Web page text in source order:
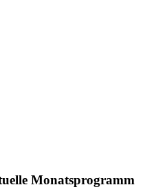
Monatsprogramm